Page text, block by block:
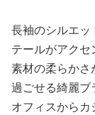
長袖のシルエッ
テールがアクセ
素材の柔らかさ
過ごせる綺麗ブ
オフィスから